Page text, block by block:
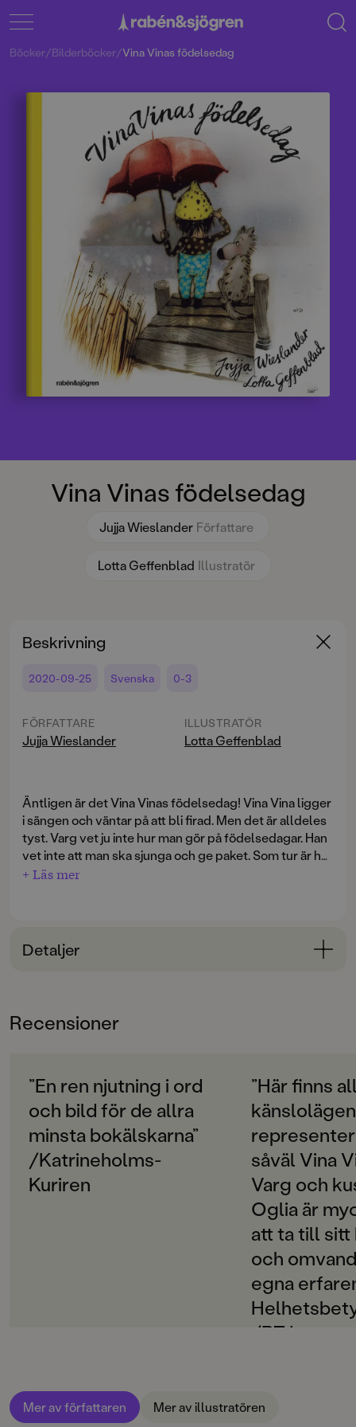
Vina Vinas födelsedag
Jujja Wieslander Författare
Lotta Geffenblad Illustratör
Böcker/Bilderböcker/Vina Vinas födelsedag
Beskrivning
2020-09-25 Svenska 0-3
FÖRFATTARE
Jujja Wieslander
ILLUSTRATÖR
Lotta Geffenblad
Äntligen är det Vina Vinas födelsedag! Vina Vina ligger
i sängen och väntar på att bli firad. Men det är alldeles
tyst. Varg vet ju inte hur man gör på födelsedagar. Han
vet inte att man ska sjunga och ge paket. Som tur är har
Vina Vina en kusin som vet. Med världens fart (i en båt
Jujja Wieslander är en av våra mest älskade
barnboksskapare. Hon är en mästare på att förvandla
världsberömda bilderbokskaraktärer Mamma Mu och
Kråkan. Vina Vina är en spännande bekantskap för de
+ Läs mer
Detaljer
0-3
Svenska
SPRÅK
Svenska
PUBLICERINGSDATUM
2020-09-25
Inbunden,,
Recensioner
”En ren njutning i ord
och bild för de allra
minsta bokälskarna”
/Katrineholms-
Kuriren
”Här finns
känslolägen
såväl Vina
Varg och
Oglia är
att ta till sitt
och
egna
/BTJ
Mer av författaren Mer av illustratören